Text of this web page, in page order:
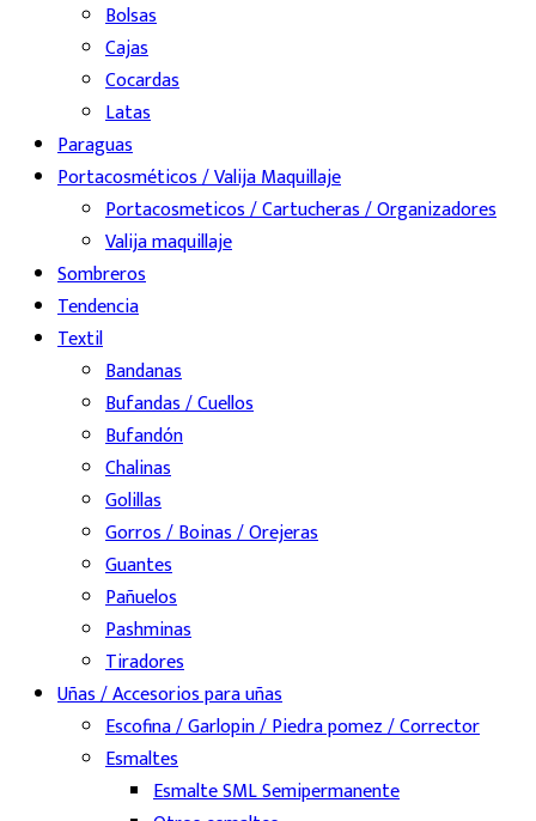
Bolsas
Cajas
Cocardas
Latas
Paraguas
Portacosméticos / Valija Maquillaje
Portacosmeticos / Cartucheras / Organizadores
Valija maquillaje
Sombreros
Tendencia
Textil
Bandanas
Bufandas / Cuellos
Bufandón
Chalinas
Golillas
Gorros / Boinas / Orejeras
Guantes
Pañuelos
Pashminas
Tiradores
Uñas / Accesorios para uñas
Escofina / Garlopin / Piedra pomez / Corrector
Esmaltes
Esmalte SML Semipermanente